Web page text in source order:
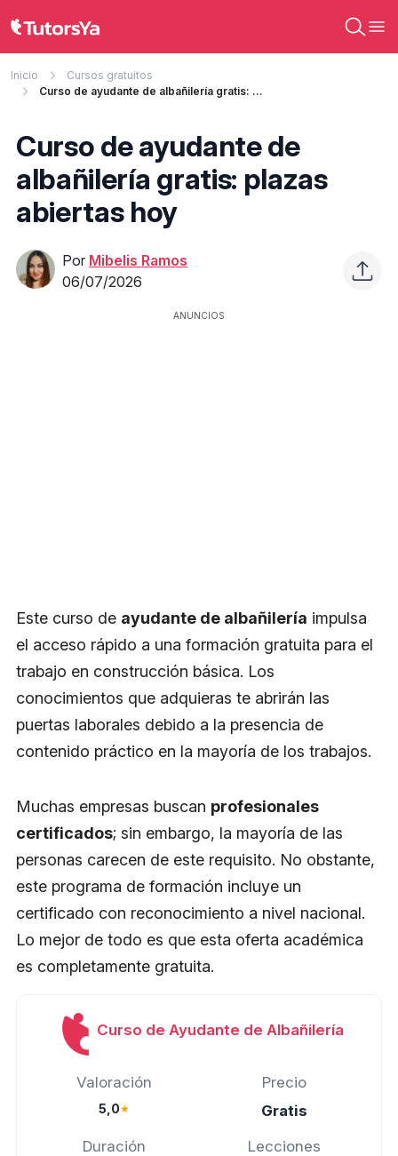
Inicio
Cursos gratuitos
Curso de ayudante de albañilería gratis: plazas abiertas hoy
Curso de ayudante de
albañilería gratis: plazas
abiertas hoy
Por Mibelis Ramos
06/07/2026
ANUNCIOS
Este curso de ayudante de albañilería impulsa
el acceso rápido a una formación gratuita para el
trabajo en construcción básica. Los
conocimientos que adquieras te abrirán las
puertas laborales debido a la presencia de
contenido práctico en la mayoría de los trabajos.
Muchas empresas buscan profesionales
certificados; sin embargo, la mayoría de las
personas carecen de este requisito. No obstante,
este programa de formación incluye un
certificado con reconocimiento a nivel nacional.
Lo mejor de todo es que esta oferta académica
es completamente gratuita.
Curso de Ayudante de Albañilería
Valoración
5,0★
Precio
Gratis
Duración
Lecciones